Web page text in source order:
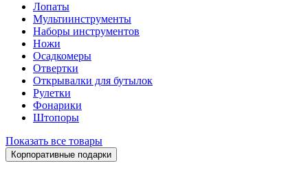
Лопаты
Мультиинструменты
Наборы инструментов
Ножи
Осадкомеры
Отвертки
Открывалки для бутылок
Рулетки
Фонарики
Штопоры
Показать все товары
Корпоративные подарки